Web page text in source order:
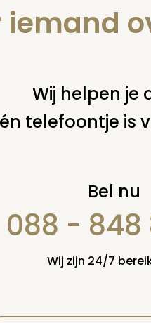
wordt niet
iemand
Wij helpen je
telefoontje is
Bel nu
088 - 848
Wij zijn 24/7